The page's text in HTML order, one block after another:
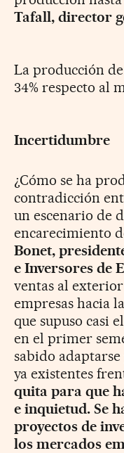
Tafall, director
La producción
34% respecto al
Incertidumbre
¿Cómo se ha
contradicción
un escenario de
encarecimiento
Bonet,
e Inversores de
ventas al
empresas hacia
que supuso casi
en el primer
sabido
ya existentes
quita para que
e inquietud. Se
proyectos de
los mercados